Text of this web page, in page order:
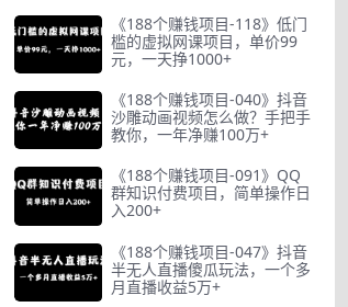
《188个赚钱项目-118》低门
槛的虚拟网课项目，单价99
元，一天挣1000+
《188个赚钱项目-040》抖音
沙雕动画视频怎么做？手把手
教你，一年净赚100万+
《188个赚钱项目-091》QQ
群知识付费项目，简单操作日
入200+
《188个赚钱项目-047》抖音
半无人直播傻瓜玩法，一个多
月直播收益5万+